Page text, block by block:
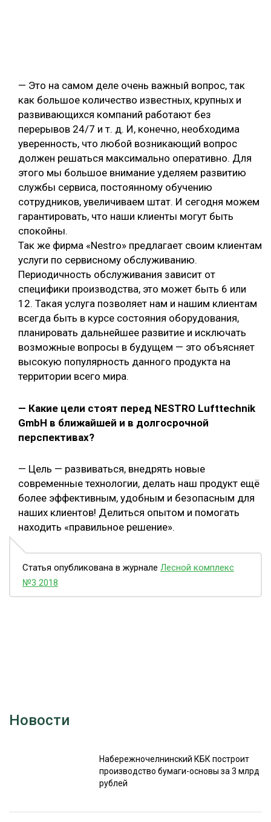
— Это на самом деле очень важный вопрос, так
как большое количество известных, крупных и
развивающихся компаний работают без
перерывов 24/7 и т. д. И, конечно, необходима
уверенность, что любой возникающий вопрос
должен решаться максимально оперативно. Для
этого мы большое внимание уделяем развитию
службы сервиса, постоянному обучению
сотрудников, увеличиваем штат. И сегодня можем
гарантировать, что наши клиенты могут быть
спокойны.
Так же фирма «Nestro» предлагает своим клиентам
услуги по сервисному обслуживанию.
Периодичность обслуживания зависит от
специфики производства, это может быть 6 или
12. Такая услуга позволяет нам и нашим клиентам
всегда быть в курсе состояния оборудования,
планировать дальнейшее развитие и исключать
возможные вопросы в будущем — это объясняет
высокую популярность данного продукта на
территории всего мира.
— Какие цели стоят перед NESTRO Lufttechnik
GmbH в ближайшей и в долгосрочной
перспективах?
— Цель — развиваться, внедрять новые
современные технологии, делать наш продукт ещё
более эффективным, удобным и безопасным для
наших клиентов! Делиться опытом и помогать
находить «правильное решение».
Статья опубликована в журнале Лесной комплекс
№3 2018
Новости
Набережночелнинский КБК построит
производство бумаги-основы за 3 млрд
рублей